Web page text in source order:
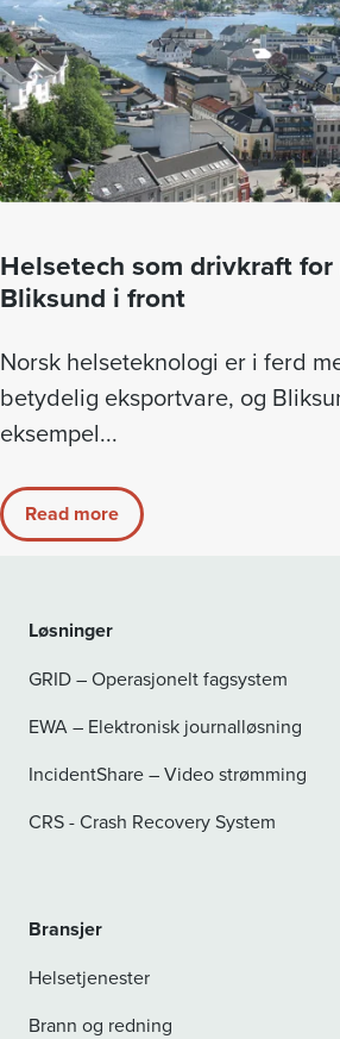
Helsetech som drivkraft
Bliksund i front
Norsk helseteknologi er i ferd
betydelig eksportvare, og
eksempel...
Read more
Løsninger
GRID – Operasjonelt fagsystem
EWA – Elektronisk journalløsning
IncidentShare – Video strømming
CRS - Crash Recovery System
Bransjer
Helsetjenester
Brann og redning